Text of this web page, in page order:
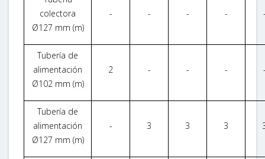
colectora
Ø127 mm (m)
- - - -
Tubería de
alimentación
Ø102 mm (m)
2 - - -
Tubería de
alimentación
Ø127 mm (m)
- 3 3 3